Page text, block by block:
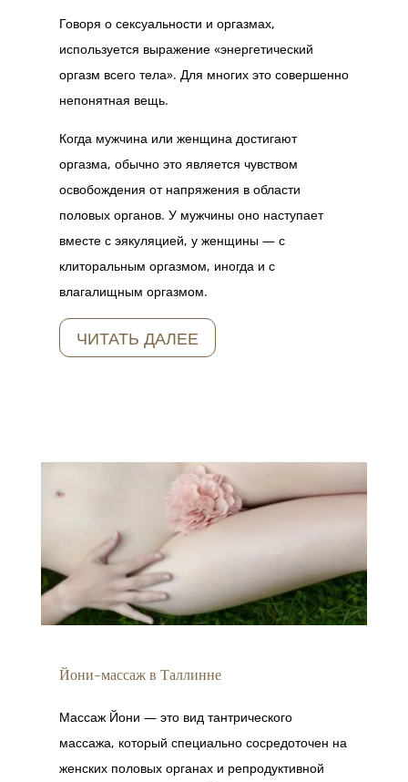
Говоря о сексуальности и оргазмах,
используется выражение «энергетический
оргазм всего тела». Для многих это совершенно
непонятная вещь.
Когда мужчина или женщина достигают
оргазма, обычно это является чувством
освобождения от напряжения в области
половых органов. У мужчины оно наступает
вместе с эякуляцией, у женщины — с
клиторальным оргазмом, иногда и с
влагалищным оргазмом.
ЧИТАТЬ ДАЛЕЕ
Йони-массаж в Таллинне
Массаж Йони — это вид тантрического
массажа, который специально сосредоточен на
женских половых органах и репродуктивной